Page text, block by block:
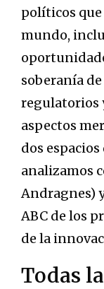
políticos
mundo,
soberanía
regulatorios
aspectos
dos
analizamos
Andragnes)
ABC de los
de la
Todas